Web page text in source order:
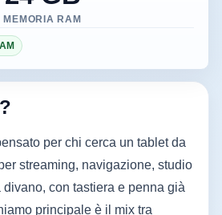
MEMORIA RAM
per chi cerca un tablet da
streaming, navigazione, studio
divano, con tastiera e penna già
principale è il mix tra